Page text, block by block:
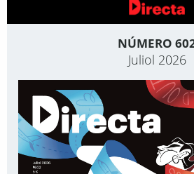
NÚMERO
Juliol 2026